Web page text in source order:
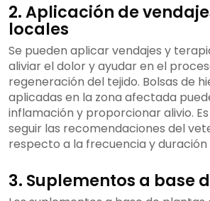
2. Aplicación de
locales
Se pueden aplicar vendajes y
aliviar el dolor y ayudar en el
regeneración del tejido. Bolsas de
aplicadas en la zona afectada
inflamación y proporcionar alivio.
seguir las recomendaciones del
respecto a la frecuencia y
3. Suplementos a base